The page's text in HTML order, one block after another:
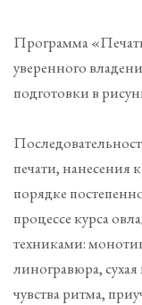
Программа
уверенного
подготовки в
печати, нанесения
порядке
процессе курса
техниками:
линогравюра, сухая
чувства ритма,